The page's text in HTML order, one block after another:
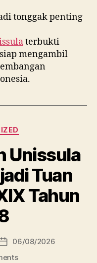
tonggak penting
terbukti
mengambil
Unissula
Tuan
Tahun
Post
date
06/08/2026
on